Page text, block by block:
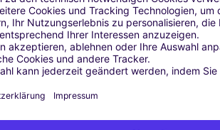
Ähnliche
ATALAYAS - Murcia (P)